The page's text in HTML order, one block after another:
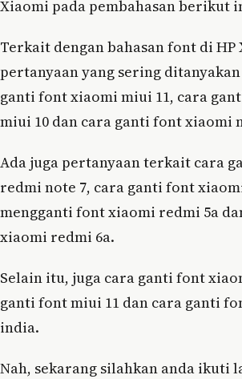
Xiaomi pada pembahasan berikut
Terkait dengan bahasan font di HP
pertanyaan yang sering
ganti font xiaomi miui 11, cara
miui 10 dan cara ganti font xiaomi
Ada juga pertanyaan terkait cara
redmi note 7, cara ganti font
mengganti font xiaomi redmi 5a
xiaomi redmi 6a.
Selain itu, juga cara ganti font
ganti font miui 11 dan cara ganti
india.
Nah, sekarang silahkan anda ikuti